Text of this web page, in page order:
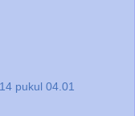
pukul 04.01